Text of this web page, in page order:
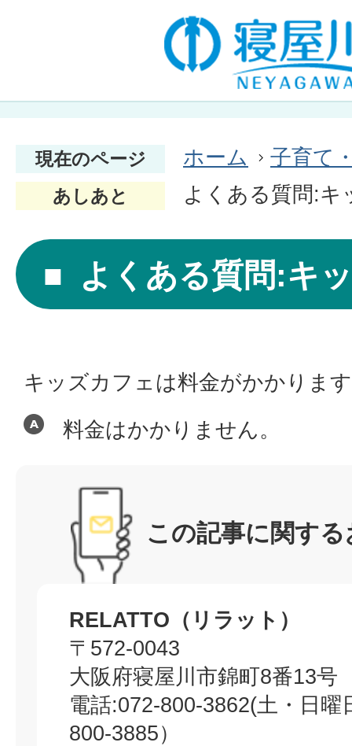
現在のページ ホーム 子育て
あしあと よくある質問:キ
よくある質問:キ
キッズカフェは料金がかかりま
料金はかかりません。
この記事に関す
RELATTO（リラット）
〒572-0043
大阪府寝屋川市錦町8番13号
電話:072-800-3862(土・日曜
800-3885）